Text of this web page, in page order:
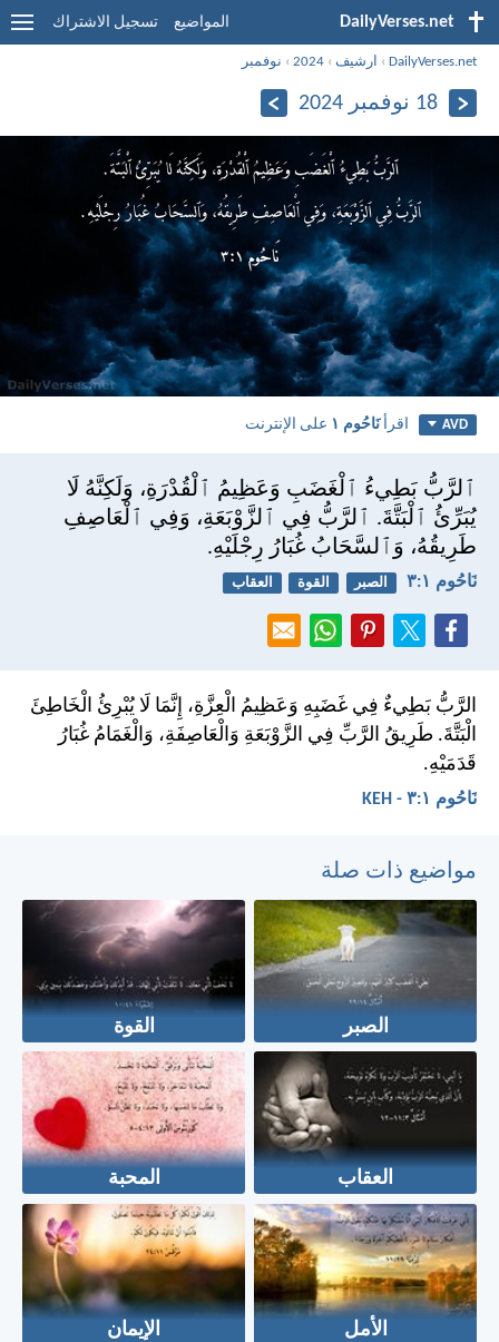
DailyVerses.net المواضيع تسجيل الاشتراك
DailyVerses.net
› ارشيف ›
2024
› نوفمبر
18 نوفمبر 2024
AVD اقرأنَاحُوم ١ على الإنترنت
ٱلرَّبُّ بَطِيءُ ٱلْغَضَبِ وَعَظِيمُ ٱلْقُدْرَةِ، وَلَكِنَّهُ لَا
يُبَرِّئُ ٱلْبَتَّةَ. ٱلرَّبُّ فِي ٱلزَّوْبَعَةِ، وَفِي ٱلْعَاصِفِ
طَرِيقُهُ، وَٱلسَّحَابُ غُبَارُ رِجْلَيْهِ.
نَاحُوم ١:‏٣ الصبر القوة العقاب
الرَّبُّ بَطِيءٌ فِي غَضَبِهِ وَعَظِيمُ الْعِزَّةِ، إِنَّمَا لَا يُبْرِئُ الْخَاطِئَ
الْبَتَّةَ. طَرِيقُ الرَّبِّ فِي الزَّوْبَعَةِ وَالْعَاصِفَةِ، وَالْغَمَامُ غُبَارُ
قَدَمَيْهِ.
نَاحُوم ١:‏٣ - KEH
مواضيع ذات صلة
الصبر القوة
العقاب المحبة
الأمل الإيمان